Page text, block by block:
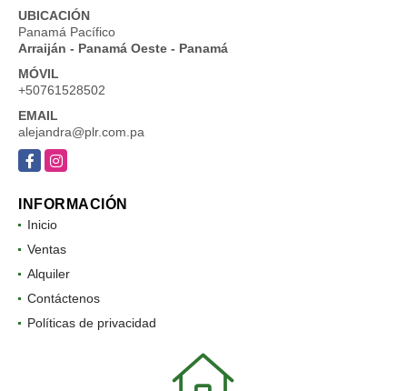
UBICACIÓN
Panamá Pacífico
Arraiján - Panamá Oeste - Panamá
MÓVIL
+50761528502
EMAIL
alejandra@plr.com.pa
FacebookInstagram
INFORMACIÓN
Inicio
Ventas
Alquiler
Contáctenos
Políticas de privacidad